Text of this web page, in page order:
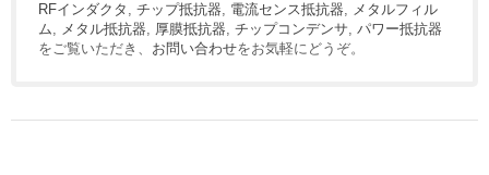
RFインダクタ , チップ抵抗器, 電流センス抵抗器, メタルフィル
ム, メタル抵抗器, 厚膜抵抗器, チップコンデンサ, パワー抵抗器
をご覧いただき、 お問い合わせをお気軽にどうぞ。